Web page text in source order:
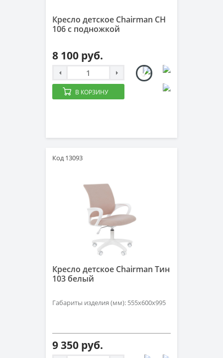
Кресло детское Chairman CH
106 с подножкой
8 100 руб.
В КОРЗИНУ
Код 13093
Кресло детское Chairman Тин
103 белый
Габариты изделия (мм): 555х600х995
9 350 руб.